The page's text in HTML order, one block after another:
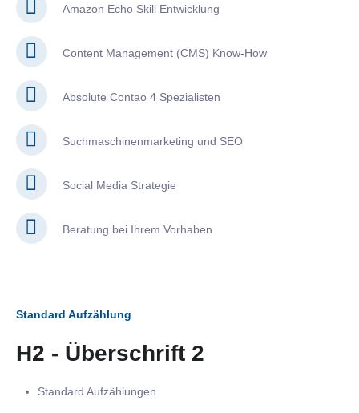
Amazon Echo Skill Entwicklung
Content Management (CMS) Know-How
Absolute Contao 4 Spezialisten
Suchmaschinenmarketing und SEO
Social Media Strategie
Beratung bei Ihrem Vorhaben
Standard Aufzählung
H2 - Überschrift 2
Standard Aufzählungen